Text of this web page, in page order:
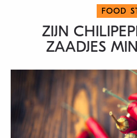
FOOD
ZIJN
ZAADJES